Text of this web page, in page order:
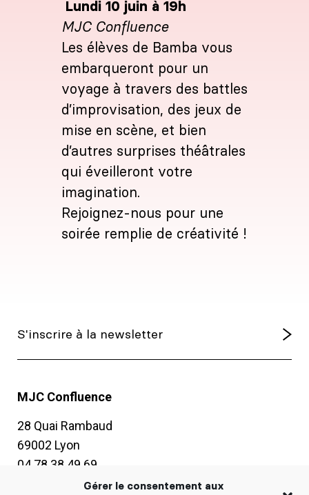
Gérer le consentement aux
Lundi 10 juin à 19h
MJC Confluence
Les élèves de Bamba vous
embarqueront pour un
voyage à travers des battles
d’improvisation, des jeux de
mise en scène, et bien
d’autres surprises théâtrales
qui éveilleront votre
imagination.
Rejoignez-nous pour une
soirée remplie de créativité !
MJC Confluence
28 Quai Rambaud
69002 Lyon
04 78 38 49 69
contact@mjc-confluence.fr